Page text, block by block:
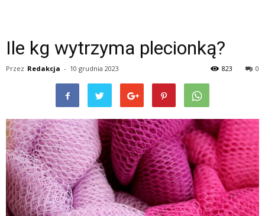
Ile kg wytrzyma plecionką?
Przez Redakcja - 10 grudnia 2023 0
823